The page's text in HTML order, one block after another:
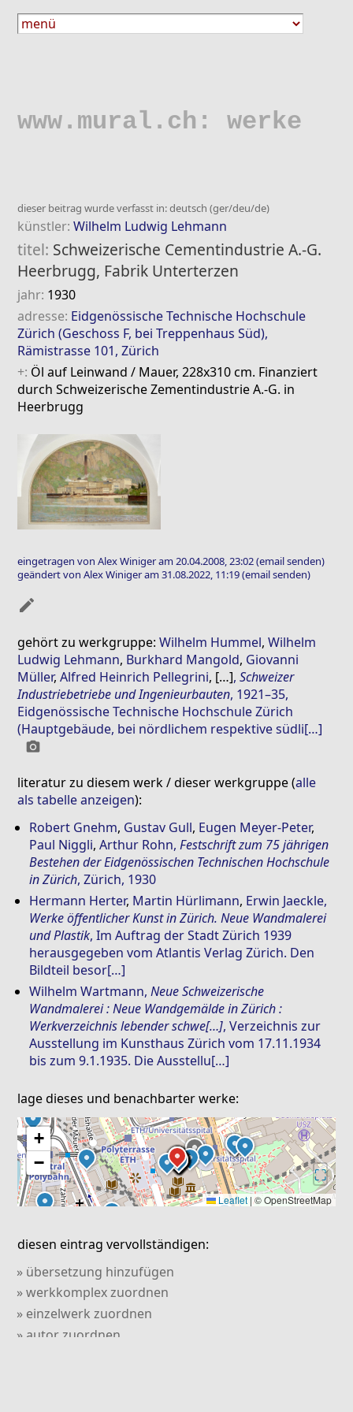
www.mural.ch: werke
dieser beitrag wurde verfasst in: deutsch (ger/deu/de)
künstler:Wilhelm Ludwig Lehmann
titel: Schweizerische Cementindustrie A.-G.
Heerbrugg, Fabrik Unterterzen
jahr: 1930
adresse: Eidgenössische Technische Hochschule
Zürich (Geschoss F, bei Treppenhaus Süd),
Rämistrasse 101, Zürich
+: Öl auf Leinwand / Mauer, 228x310 cm. Finanziert
durch Schweizerische Zementindustrie A.-G. in
Heerbrugg
eingetragen von Alex Winiger am 20.04.2008, 23:02(email senden)
geändert von Alex Winiger am 31.08.2022, 11:19(email senden)
mode_edit
gehört zu werkgruppe:Wilhelm Hummel,Wilhelm
Ludwig Lehmann, Burkhard Mangold, Giovanni
Müller,Alfred Heinrich Pellegrini, […],Schweizer
Industriebetriebe und Ingenieurbauten, 1921–35,
Eidgenössische Technische Hochschule Zürich
(Hauptgebäude, bei nördlichem respektive südli[…]
photo_camera
literatur zu diesem werk / dieser werkgruppe (alle
als tabelle anzeigen):
Robert Gnehm, Gustav Gull, Eugen Meyer-Peter,
Paul Niggli,Arthur Rohn,Festschrift zum 75 jährigen
Bestehen der Eidgenössischen Technischen Hochschule
in Zürich, Zürich, 1930
Hermann Herter, Martin Hürlimann, Erwin Jaeckle,
Werke öffentlicher Kunst in Zürich. Neue Wandmalerei
und Plastik, Im Auftrag der Stadt Zürich 1939
herausgegeben vom Atlantis Verlag Zürich. Den
Bildteil besor[…]
Wilhelm Wartmann,Neue Schweizerische
Wandmalerei : Neue Wandgemälde in Zürich :
Werkverzeichnis lebender schwe[…], Verzeichnis zur
Ausstellung im Kunsthaus Zürich vom 17.11.1934
bis zum 9.1.1935. Die Ausstellu[…]
lage dieses und benachbarter werke:
+
−
⛶
Leaflet | © OpenStreetMap
diesen eintrag vervollständigen:
» übersetzung hinzufügen
» werkkomplex zuordnen
» einzelwerk zuordnen
» autor zuordnen